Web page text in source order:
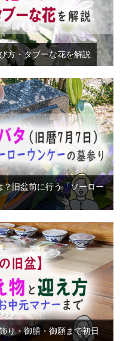
方・タブーな花を解説
旧盆前に行う「ソーロー
り・御膳・御願まで初日